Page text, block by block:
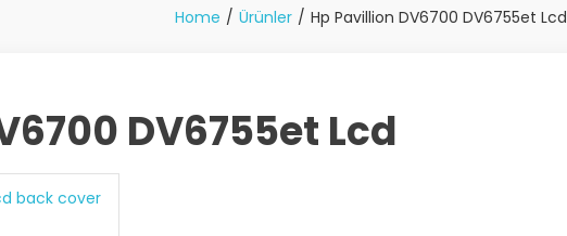
Home Ürünler Hp Pavillion DV6700 DV6755et Lcd
DV6755et Lcd